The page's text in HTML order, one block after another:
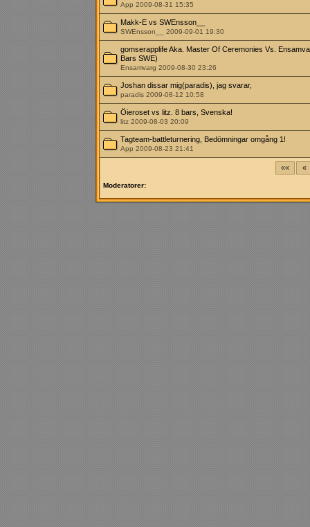
App 2009-08-31 15:35
Makk-E vs SWEnsson__
SWEnsson__ 2009-09-01 19:30
gomserapplife Aka. Master Of Ceremonies Vs.
Bars SWE)
Ensamvarg 2009-08-30 23:26
Joshan dissar mig(paradis), jag svarar,
paradis 2009-08-12 10:58
Öieroset vs litz. 8 bars, Svenska!
litz 2009-08-03 20:09
Tagteam-battleturnering, Bedömningar omgång 1!
App 2009-08-23 21:41
«« «
Moderatorer: